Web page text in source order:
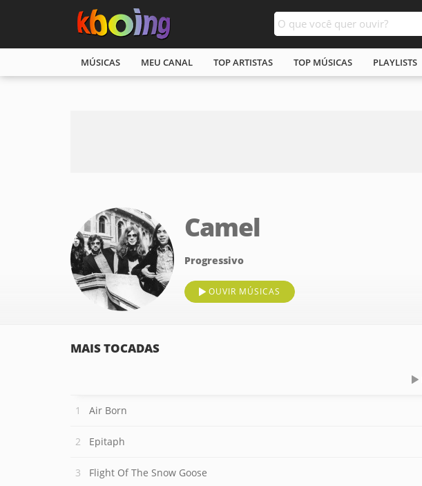
MÚSICAS MEU CANAL TOP ARTISTAS TOP MÚSICAS PLAYLISTS
Camel
Progressivo
OUVIR MÚSICAS
MAIS TOCADAS
Air Born
Epitaph
Flight Of The Snow Goose